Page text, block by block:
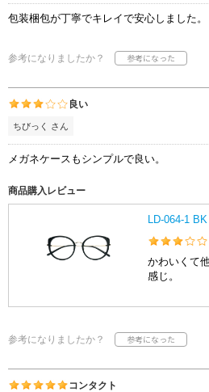
包装梱包が丁寧でキレイで安心しました。
参考になりましたか？
良い
ちびっく さん
メガネケースもシンプルで良い。
商品購入レビュー
LD-064-1 BK
かわいくて
感じ。
参考になりましたか？
コンタクト